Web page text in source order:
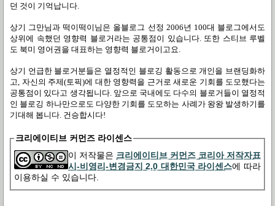
던 것이 기억납니다.
상기 그만님과 떡이떡이님은 올블로그 선정 2006년 100대 블로그에서도
상위에 속했던 영향력 블로거라는 공통점이 있습니다. 또한 스티브 루벨
도 북미 영어권을 대표하는 영향력 블로거이고요.
상기 언급한 블로거분들은 열정적인 블로깅 활동으로 개인을 브랜딩화하
고, 자신의 주제(토픽)에 대한 영향력을 근거로 새로운 기회를 도모했다는
공통점이 있다고 생각됩니다. 앞으로 국내에도 다수의 블로거들이 열정적
인 블로깅 하나만으로도 다양한 기회를 도모하는 사례가 왕왕 발생하기를
기대해 봅니다. 건승합시다!
크리에이티브 커먼즈 라이센스
이 저작물은 크리에이티브 커먼즈 코리아 저작자표
시-비영리-변경금지 2.0 대한민국 라이센스에 따라
이용하실 수 있습니다.